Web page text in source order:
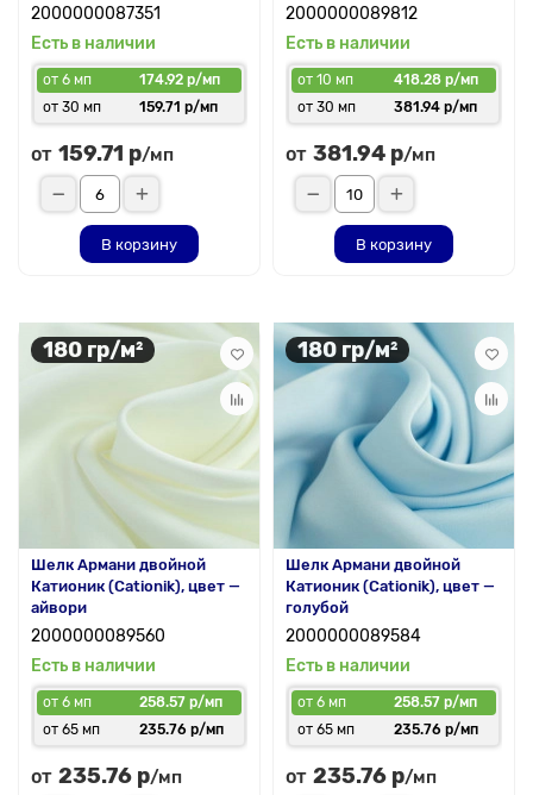
2000000087351
Есть в наличии
от 6 мп
174.92 р/мп
от 30 мп
159.71 р/мп
от 159.71 р/мп
В корзину
2000000089812
Есть в наличии
от 10 мп
418.28 р/мп
от 30 мп
381.94 р/мп
от 381.94 р/мп
В корзину
180 гр/м²
Шелк Армани двойной
Катионик (Cationik), цвет —
айвори
2000000089560
Есть в наличии
от 6 мп
258.57 р/мп
от 65 мп
235.76 р/мп
от 235.76 р/мп
180 гр/м²
Шелк Армани двойной
Катионик (Cationik), цвет —
голубой
2000000089584
Есть в наличии
от 6 мп
258.57 р/мп
от 65 мп
235.76 р/мп
от 235.76 р/мп